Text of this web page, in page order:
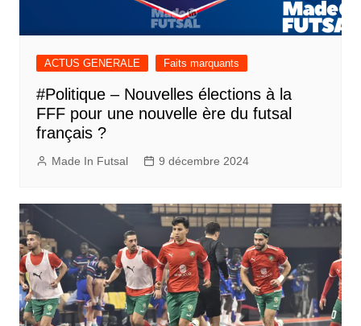
ACTUS GENERALE Faits marquants
#Politique – Nouvelles élections à la
FFF pour une nouvelle ère du futsal
français ?
Made In Futsal 9 décembre 2024